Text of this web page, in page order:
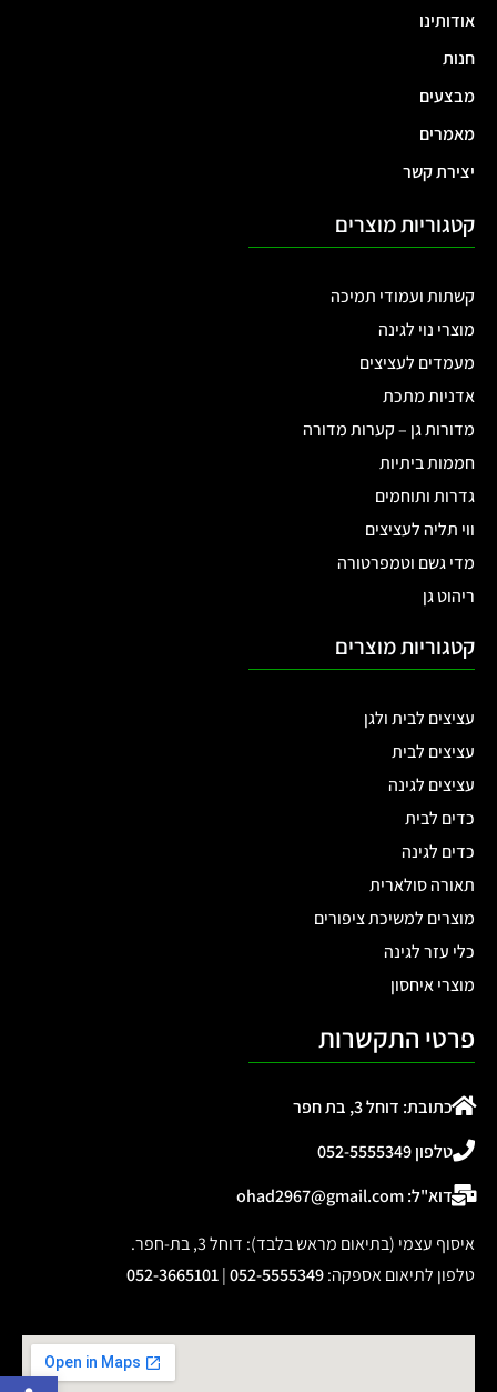
אודותינו
חנות
מבצעים
מאמרים
יצירת קשר
קטגוריות מוצרים
קשתות ועמודי תמיכה
מוצרי נוי לגינה
מעמדים לעציצים
אדניות מתכת
מדורות גן – קערות מדורה
חממות ביתיות
גדרות ותוחמים
ווי תליה לעציצים
מדי גשם וטמפרטורה
ריהוט גן
קטגוריות מוצרים
עציצים לבית ולגן
עציצים לבית
עציצים לגינה
כדים לבית
כדים לגינה
תאורה סולארית
מוצרים למשיכת ציפורים
כלי עזר לגינה
מוצרי איחסון
פרטי התקשרות
כתובת: דוחל 3, בת חפר
טלפון 052-5555349
דוא"ל: ohad2967@gmail.com
איסוף עצמי (בתיאום מראש בלבד): דוחל 3, בת-חפר.
טלפון לתיאום אספקה:
052-5555349
|
052-3665101